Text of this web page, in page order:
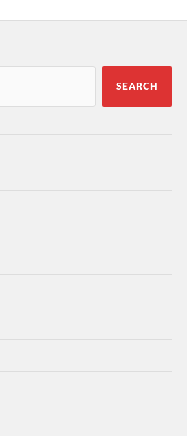
SEARCH